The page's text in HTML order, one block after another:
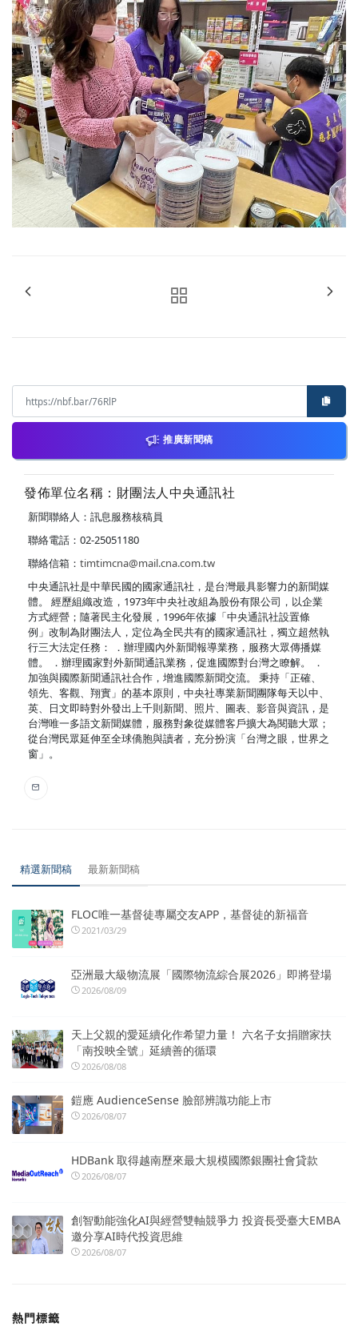
推廣新聞稿
發佈單位名稱：財團法人中央通訊社
新聞聯絡人：訊息服務核稿員
聯絡電話：02-25051180
聯絡信箱： timtimcna@mail.cna.com.tw
中央通訊社是中華民國的國家通訊社，是台灣最具影響力的新聞媒
體。 經歷組織改造，1973年中央社改組為股份有限公司，以企業
方式經營；隨著民主化發展，1996年依據「中央通訊社設置條
例」改制為財團法人，定位為全民共有的國家通訊社，獨立超然執
行三大法定任務： ．辦理國內外新聞報導業務，服務大眾傳播媒
體。 ．辦理國家對外新聞通訊業務，促進國際對台灣之瞭解。 ．
加強與國際新聞通訊社合作，增進國際新聞交流。 秉持「正確、
領先、客觀、翔實」的基本原則，中央社專業新聞團隊每天以中、
英、日文即時對外發出上千則新聞、照片、圖表、影音與資訊，是
台灣唯一多語文新聞媒體，服務對象從媒體客戶擴大為閱聽大眾；
從台灣民眾延伸至全球僑胞與讀者，充分扮演「台灣之眼，世界之
窗」。
精選新聞稿 最新新聞稿
FLOC唯一基督徒專屬交友APP，基督徒的新福音
2021/03/29
亞洲最大級物流展「國際物流綜合展2026」即將登場
2026/08/09
天上父親的愛延續化作希望力量！ 六名子女捐贈家扶
「南投映全號」延續善的循環
2026/08/08
鎧應 AudienceSense 臉部辨識功能上市
2026/08/07
HDBank 取得越南歷來最大規模國際銀團社會貸款
2026/08/07
創智動能強化AI與經營雙軸競爭力 投資長受臺大EMBA
邀分享AI時代投資思維
2026/08/07
熱門標籤